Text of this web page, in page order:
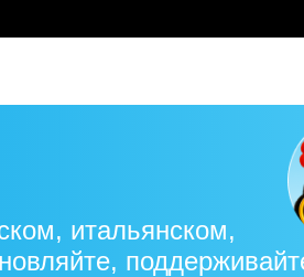
итальянском,